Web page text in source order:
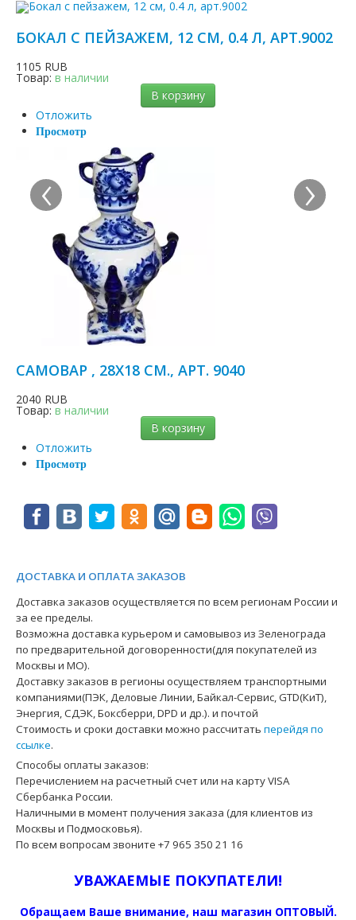
БОКАЛ С ПЕЙЗАЖЕМ, 12 СМ, 0.4 Л, АРТ.9002
1105 RUB
Товар: в наличии
В корзину
Отложить
Просмотр
САМОВАР , 28Х18 СМ., АРТ. 9040
2040 RUB
Товар: в наличии
В корзину
Отложить
Просмотр
‹ ›
ДОСТАВКА И ОПЛАТА ЗАКАЗОВ
Доставка заказов осуществляется по всем регионам России и
за ее пределы.
Возможна доставка курьером и самовывоз из Зеленограда
по предварительной договоренности(для покупателей из
Москвы и МО).
Доставку заказов в регионы осуществляем транспортными
компаниями(ПЭК, Деловые Линии, Байкал-Сервис, GTD(КиТ),
Энергия, СДЭК, Боксберри, DPD и др.). и почтой
Стоимость и сроки доставки можно рассчитать перейдя по
ссылке.
Способы оплаты заказов:
Перечислением на расчетный счет или на карту VISA
Сбербанка России.
Наличными в момент получения заказа (для клиентов из
Москвы и Подмосковья).
По всем вопросам звоните +7 965 350 21 16
УВАЖАЕМЫЕ ПОКУПАТЕЛИ!
Обращаем Ваше внимание, наш магазин ОПТОВЫЙ.